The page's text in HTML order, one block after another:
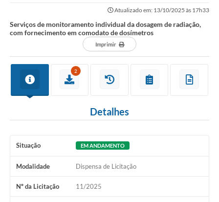
fornecimento em comodato de dosímetros
Atualizado em: 13/10/2025 às 17h33
Serviços de monitoramento individual da dosagem de radiação,
com fornecimento em comodato de dosímetros
Imprimir
2
Detalhes
Situação EM ANDAMENTO
Modalidade Dispensa de Licitação
Nº da Licitação 11/2025